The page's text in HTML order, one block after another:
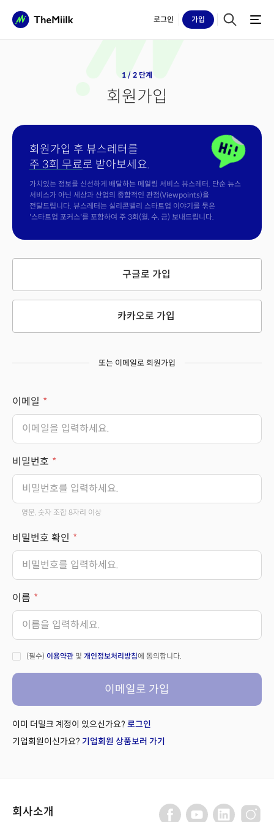
로그인 가입
1 / 2 단계
회원가입
회원가입 후 뷰스레터를
주 3회 무료로 받아보세요.
가치있는 정보를 신선하게 배달하는 메일링 서비스 뷰스레터. 단순 뉴스
서비스가 아닌 세상과 산업의 종합적인 관점(Viewpoints)을
전달드립니다. 뷰스레터는 실리콘밸리 스타트업 이야기를 묶은
'스타트업 포커스'를 포함하여 주 3회(월, 수, 금) 보내드립니다.
구글로 가입
카카오로 가입
또는 이메일로 회원가입
이메일
비밀번호
영문, 숫자 조합 8자리 이상
비밀번호 확인
이름
(필수) 이용약관 및 개인정보처리방침에 동의합니다.
이메일로 가입
이미 더밀크 계정이 있으신가요? 로그인
기업회원이신가요? 기업회원 상품보러 가기
회사소개